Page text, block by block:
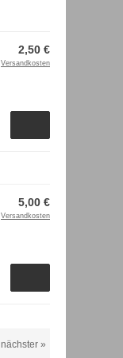
2,50 €
Versandkosten
5,00 €
Versandkosten
nächster »